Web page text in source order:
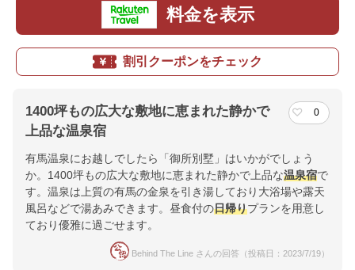
料金を表示
割引クーポンをチェック
1400坪もの広大な敷地に恵まれた静かで
上品な温泉宿
0
有馬温泉にお越しでしたら「御所別墅」はいかがでしょう
か。1400坪もの広大な敷地に恵まれた静かで上品な温泉宿で
す。温泉は上質の有馬の金泉を引き湯しており大浴場や露天
風呂などで湯あみできます。昼食付の日帰りプランを用意し
ており優雅に過ごせます。
Behind The Line さんの回答（投稿日：2023/7/19）